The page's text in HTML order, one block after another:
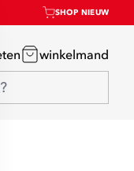
SHOP NIEUW
winkelmand